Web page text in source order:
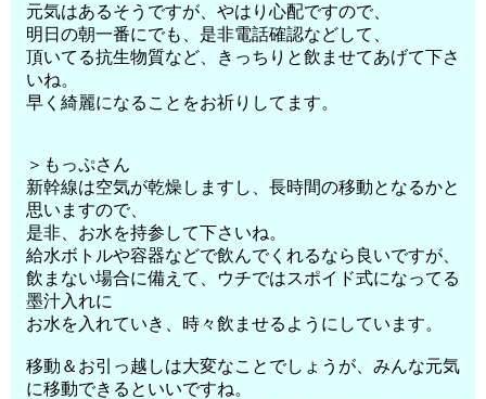
元気はあるそうですが、やはり心配ですので、
明日の朝一番にでも、是非電話確認などして、
頂いてる抗生物質など、きっちりと飲ませてあげて下さ
いね。
早く綺麗になることをお祈りしてます。
＞もっぷさん
新幹線は空気が乾燥しますし、長時間の移動となるかと
思いますので、
是非、お水を持参して下さいね。
給水ボトルや容器などで飲んでくれるなら良いですが、
飲まない場合に備えて、ウチではスポイド式になってる
墨汁入れに
お水を入れていき、時々飲ませるようにしています。
移動＆お引っ越しは大変なことでしょうが、みんな元気
に移動できるといいですね。